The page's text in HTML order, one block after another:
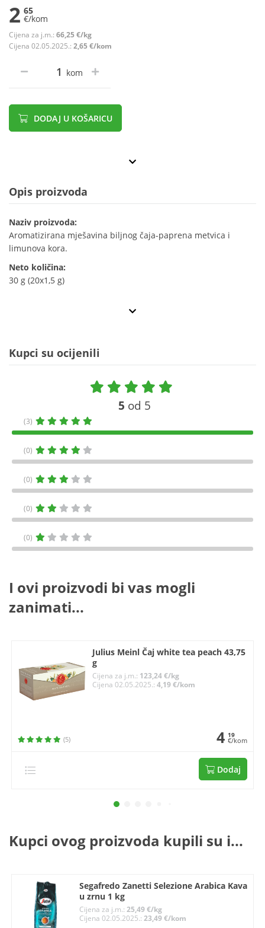
2 65
€/kom
Cijena za j.m.: 66,25 €/kg
Cijena 02.05.2025.: 2,65 €/kom
kom
DODAJ U KOŠARICU
Opis proizvoda
Naziv proizvoda:
Aromatizirana mješavina biljnog čaja-paprena metvica i
limunova kora.
Neto količina:
30 g (20x1,5 g)
Kupci su ocijenili
5 od 5
(3)
(0)
(0)
(0)
(0)
I ovi proizvodi bi vas mogli
zanimati...
Julius Meinl Čaj white tea peach 43,75
g
Cijena za j.m.: 123,24 €/kg
Cijena 02.05.2025.:4,19 €/kom
(5) 4 19
€/kom
Dodaj
Kupci ovog proizvoda kupili su i...
Segafredo Zanetti Selezione Arabica Kava
u zrnu 1 kg
Cijena za j.m.: 25,49 €/kg
Cijena 02.05.2025.: 23,49 €/kom